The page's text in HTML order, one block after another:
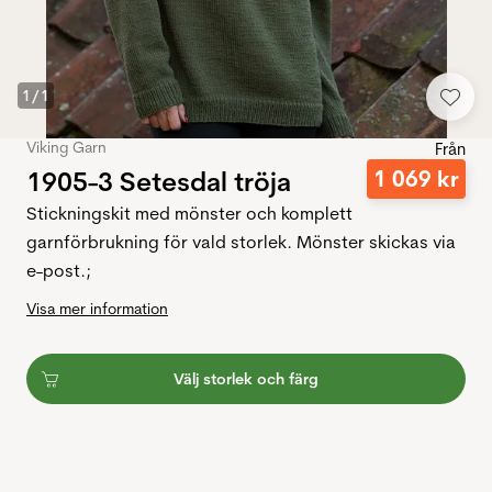
1 /1
Viking Garn
1905-3 Setesdal tröja
Från
1 069 kr
Stickningskit med mönster och komplett
garnförbrukning för vald storlek. Mönster skickas via
e-post.;
Visa mer information
Välj storlek och färg